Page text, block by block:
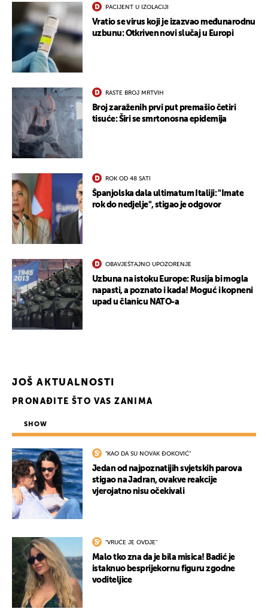
PACIJENT U IZOLACIJI
Vratio se virus koji je izazvao međunarodnu
uzbunu: Otkriven novi slučaj u Europi
RASTE BROJ MRTVIH
Broj zaraženih prvi put premašio četiri
tisuće: Širi se smrtonosna epidemija
ROK OD 48 SATI
Španjolska dala ultimatum Italiji: "Imate
rok do nedjelje", stigao je odgovor
OBAVJEŠTAJNO UPOZORENJE
Uzbuna na istoku Europe: Rusija bi mogla
napasti, a poznato i kada! Moguć i kopneni
upad u članicu NATO-a
JOŠ AKTUALNOSTI
PRONAĐITE ŠTO VAS ZANIMA
SHOW
"KAO DA SU NOVAK ĐOKOVIĆ"
Jedan od najpoznatijih svjetskih parova
stigao na Jadran, ovakve reakcije
vjerojatno nisu očekivali
"VRUĆE JE OVDJE"
Malo tko zna da je bila misica! Badić je
istaknuo besprijekornu figuru zgodne
voditeljice